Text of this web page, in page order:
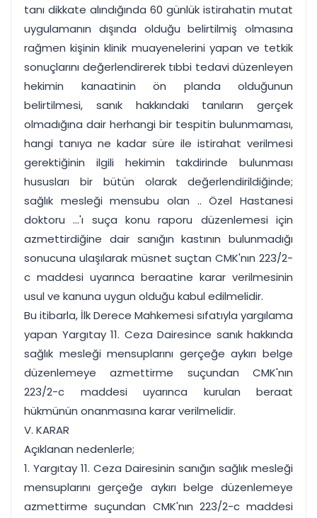
tanı dikkate alındığında 60 günlük istirahatin mutat
uygulamanın dışında olduğu belirtilmiş olmasına
rağmen kişinin klinik muayenelerini yapan ve tetkik
sonuçlarını değerlendirerek tıbbi tedavi düzenleyen
hekimin kanaatinin ön planda olduğunun
belirtilmesi, sanık hakkındaki tanıların gerçek
olmadığına dair herhangi bir tespitin bulunmaması,
hangi tanıya ne kadar süre ile istirahat verilmesi
gerektiğinin ilgili hekimin takdirinde bulunması
hususları bir bütün olarak değerlendirildiğinde;
sağlık mesleği mensubu olan .. Özel Hastanesi
doktoru ...'ı suça konu raporu düzenlemesi için
azmettirdiğine dair sanığın kastının bulunmadığı
sonucuna ulaşılarak müsnet suçtan CMK'nın 223/2-
c maddesi uyarınca beraatine karar verilmesinin
usul ve kanuna uygun olduğu kabul edilmelidir.
Bu itibarla, İlk Derece Mahkemesi sıfatıyla yargılama
yapan Yargıtay 11. Ceza Dairesince sanık hakkında
sağlık mesleği mensuplarını gerçeğe aykırı belge
düzenlemeye azmettirme suçundan CMK'nın
223/2-c maddesi uyarınca kurulan beraat
hükmünün onanmasına karar verilmelidir.
V. KARAR
Açıklanan nedenlerle;
1. Yargıtay 11. Ceza Dairesinin sanığın sağlık mesleği
mensuplarını gerçeğe aykırı belge düzenlemeye
azmettirme suçundan CMK'nın 223/2-c maddesi